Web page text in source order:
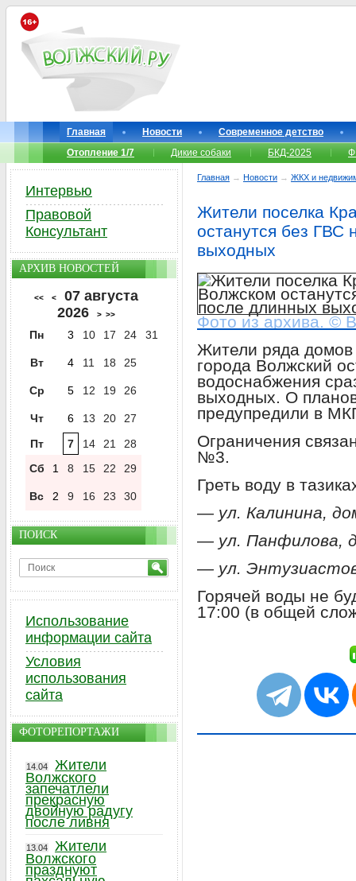
Главная Новости
Современное детство
Отопление 1/7
Дикие собаки БКД-2025
Главная → Новости → ЖКХ и
Жители поселка
останутся без ГВС
выходных
Фото из архива. ©
Жители ряда домов
города Волжский
водоснабжения
выходных. О
предупредили в
Ограничения
№3.
Греть воду в
— ул. Калинина,
— ул. Панфилова,
— ул.
Горячей воды не
17:00 (в общей
Интервью
Правовой
Консультант
АРХИВ НОВОСТЕЙ
<< <
07 августа
2026
> >>
Пн 3 10 17 24 31
Вт 4 11 18 25
Ср 5 12 19 26
Чт 6 13 20
27
Пт
7 14 21
28
Сб
1 8 15 22 29
Вс 2 9 16 23 30
ПОИСК
Использование
информации сайта
Условия
использования
сайта
ФОТОРЕПОРТАЖИ
14.04
Жители
Волжского
запечатлели
прекрасную
двойную радугу
после ливня
13.04
Жители
Волжского
празднуют